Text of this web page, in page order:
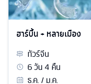
ฮาร์บิ้น + หลายเมือง
ทัวร์จีน
6วัน4 คืน
ธ.ค. / ม.ค.